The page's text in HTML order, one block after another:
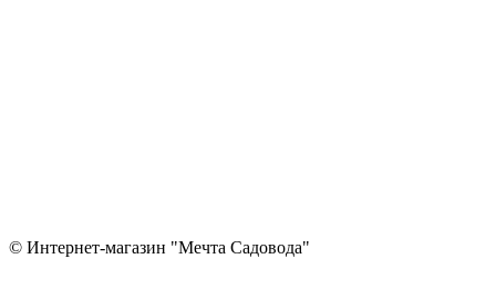
© Интернет-магазин "Мечта Садовода"